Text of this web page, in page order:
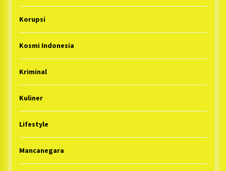
Korupsi
Kosmi Indonesia
Kriminal
Kuliner
Lifestyle
Mancanegara